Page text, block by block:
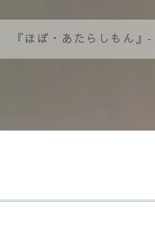
『ほぼ・あたらしもん